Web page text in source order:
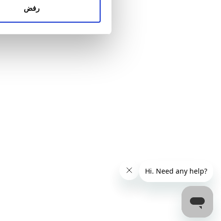
الإعلانات وتحليل البيانات
رفض
الصباح
بعد الظهيرة
المساء